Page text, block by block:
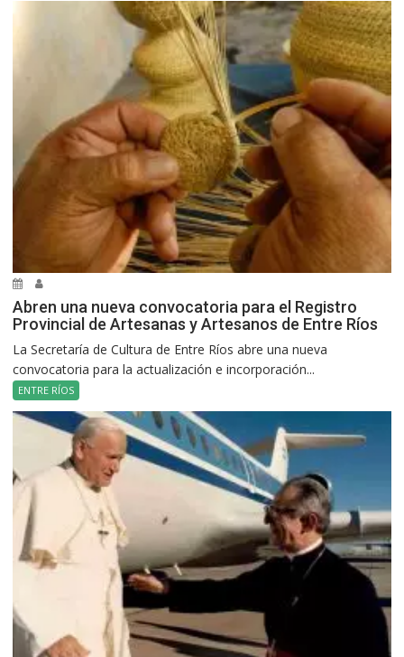
Abren una nueva convocatoria para el Registro
Provincial de Artesanas y Artesanos de Entre Ríos
La Secretaría de Cultura de Entre Ríos abre una nueva
convocatoria para la actualización e incorporación...
ENTRE RÍOS